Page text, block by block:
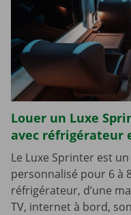
Louer un Luxe
avec réfrigérateur
Le Luxe Sprinter est
personnalisé pour 6 à
réfrigérateur, d’une
TV, internet à bord,